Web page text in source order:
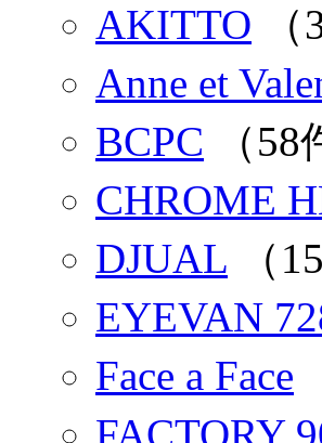
AKITTO （
Anne et
BCPC （58
CHROME
DJUAL （
EYEVAN
Face a Face